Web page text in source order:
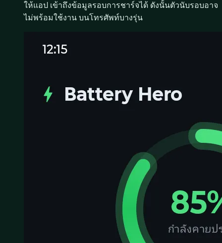
ให้แอป เข้าถึงข้อมูลรอบการชาร์จได้ ดังนั้นตัวนับรอบอาจ
ไม่พร้อมใช้งาน บนโทรศัพท์บางรุ่น